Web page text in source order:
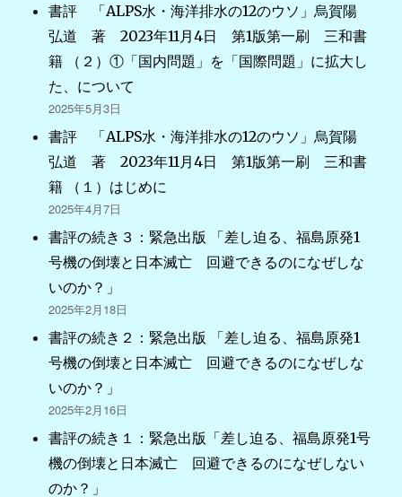
書評 「ALPS水・海洋排水の12のウソ」烏賀陽
弘道 著 2023年11月4日 第1版第一刷 三和書
籍 （２）①「国内問題」を「国際問題」に拡大し
た、について
2025年5月3日
書評 「ALPS水・海洋排水の12のウソ」烏賀陽
弘道 著 2023年11月4日 第1版第一刷 三和書
籍 （１）はじめに
2025年4月7日
書評の続き３：緊急出版 「差し迫る、福島原発1
号機の倒壊と日本滅亡 回避できるのになぜしな
いのか？」
2025年2月18日
書評の続き２：緊急出版 「差し迫る、福島原発1
号機の倒壊と日本滅亡 回避できるのになぜしな
いのか？」
2025年2月16日
書評の続き１：緊急出版「差し迫る、福島原発1号
機の倒壊と日本滅亡 回避できるのになぜしない
のか？」